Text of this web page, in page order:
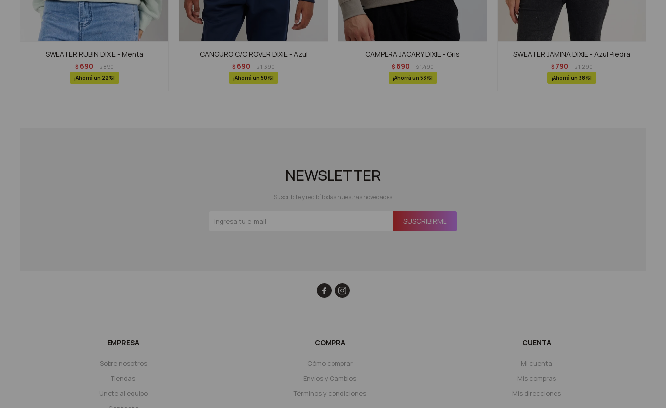
SWEATER RUBIN DIXIE - Menta
$ 690 $890
22
CANGURO C/C ROVER DIXIE - Azul
$ 690 $1.390
50
CAMPERA JACARY DIXIE - Gris
$ 690 $1.490
53
SWEATER JAMINA DIXIE - Azul Piedra
$ 790 $1.290
38
EMPRESA
Sobre nosotros
Tiendas
Unete al equipo
COMPRA
Cómo comprar
Envíos y Cambios
Términos y condiciones
CUENTA
Mi cuenta
Mis compras
Mis direcciones
NEWSLETTER
¡Suscribite y recibí todas nuestras novedades!
SUSCRIBIRME
 